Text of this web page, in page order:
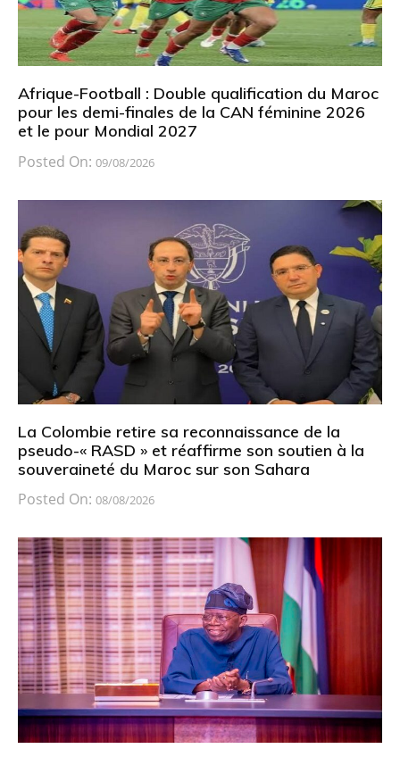
Afrique-Football : Double qualification du Maroc
pour les demi-finales de la CAN féminine 2026
et le pour Mondial 2027
Posted On: 09/08/2026
La Colombie retire sa reconnaissance de la
pseudo-« RASD » et réaffirme son soutien à la
souveraineté du Maroc sur son Sahara
Posted On: 08/08/2026